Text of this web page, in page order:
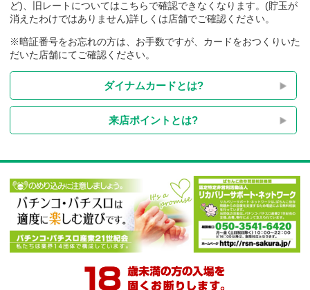
※貸し玉レートの変更が行われた場合(100円100玉→100円89玉
消えたわけではありません)詳しくは店舗でご確認ください。
だいた店舗にてご確認ください。
ダイナムカードとは?